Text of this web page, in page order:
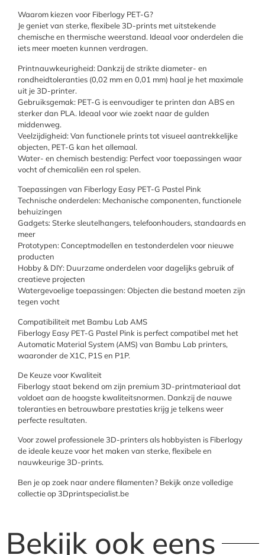
Waarom kiezen voor Fiberlogy PET-G?
Je geniet van sterke, flexibele 3D-prints met uitstekende
chemische en thermische weerstand. Ideaal voor onderdelen die
iets meer moeten kunnen verdragen.
Printnauwkeurigheid: Dankzij de strikte diameter- en
rondheidtoleranties (0,02 mm en 0,01 mm) haal je het maximale
uit je 3D-printer.
Gebruiksgemak: PET-G is eenvoudiger te printen dan ABS en
sterker dan PLA. Ideaal voor wie zoekt naar de gulden
middenweg.
Veelzijdigheid: Van functionele prints tot visueel aantrekkelijke
objecten, PET-G kan het allemaal.
Water- en chemisch bestendig: Perfect voor toepassingen waar
vocht of chemicaliën een rol spelen.
Toepassingen van Fiberlogy Easy PET-G Pastel Pink
Technische onderdelen: Mechanische componenten, functionele
behuizingen
Gadgets: Sterke sleutelhangers, telefoonhouders, standaards en
meer
Prototypen: Conceptmodellen en testonderdelen voor nieuwe
producten
Hobby & DIY: Duurzame onderdelen voor dagelijks gebruik of
creatieve projecten
Watergevoelige toepassingen: Objecten die bestand moeten zijn
tegen vocht
Compatibiliteit met Bambu Lab AMS
Fiberlogy Easy PET-G Pastel Pink is perfect compatibel met het
Automatic Material System (AMS) van Bambu Lab printers,
waaronder de X1C, P1S en P1P.
De Keuze voor Kwaliteit
Fiberlogy staat bekend om zijn premium 3D-printmateriaal dat
voldoet aan de hoogste kwaliteitsnormen. Dankzij de nauwe
toleranties en betrouwbare prestaties krijg je telkens weer
perfecte resultaten.
Voor zowel professionele 3D-printers als hobbyisten is Fiberlogy
de ideale keuze voor het maken van sterke, flexibele en
nauwkeurige 3D-prints.
Ben je op zoek naar andere filamenten? Bekijk onze volledige
collectie op 3Dprintspecialist.be
Bekijk ook eens